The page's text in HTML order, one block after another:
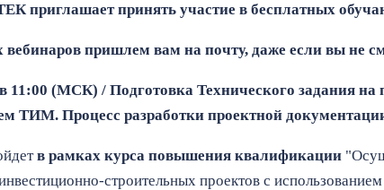
приглашает принять участие в бесплатных
вебинаров пришлем вам на почту, даже если вы не
11:00 (МСК) / Подготовка Технического задания на
ТИМ. Процесс разработки проектной
в рамках курса повышения квалификации
строительных проектов с